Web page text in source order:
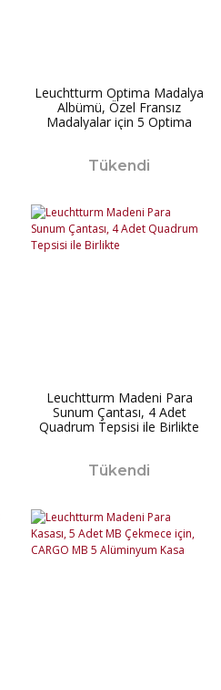
Leuchtturm Optima Madalya
Albümü, Özel Fransız
Madalyalar için 5 Optima
Tükendi
Leuchtturm Madeni Para
Sunum Çantası, 4 Adet
Quadrum Tepsisi ile Birlikte
Tükendi